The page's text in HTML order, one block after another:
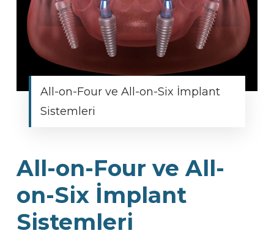
All-on-Four ve All-on-Six İmplant
Sistemleri
All-on-Four ve All-
on-Six İmplant
Sistemleri